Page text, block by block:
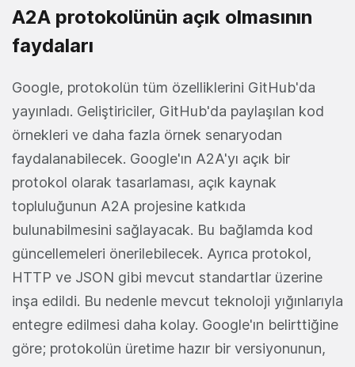
A2A protokolünün açık olmasının
faydaları
Google, protokolün tüm özelliklerini GitHub'da
yayınladı. Geliştiriciler, GitHub'da paylaşılan kod
örnekleri ve daha fazla örnek senaryodan
faydalanabilecek. Google'ın A2A'yı açık bir
protokol olarak tasarlaması, açık kaynak
topluluğunun A2A projesine katkıda
bulunabilmesini sağlayacak. Bu bağlamda kod
güncellemeleri önerilebilecek. Ayrıca protokol,
HTTP ve JSON gibi mevcut standartlar üzerine
inşa edildi. Bu nedenle mevcut teknoloji yığınlarıyla
entegre edilmesi daha kolay. Google'ın belirttiğine
göre; protokolün üretime hazır bir versiyonunun,